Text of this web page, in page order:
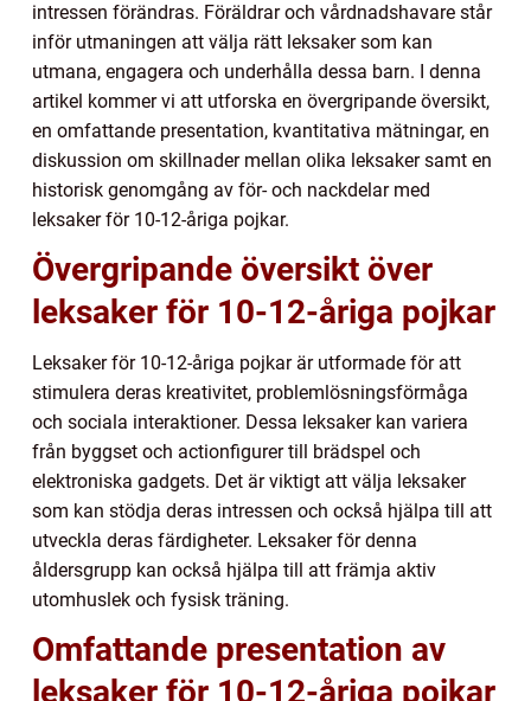
intressen förändras. Föräldrar och vårdnadshavare står
inför utmaningen att välja rätt leksaker som kan
utmana, engagera och underhålla dessa barn. I denna
artikel kommer vi att utforska en övergripande översikt,
en omfattande presentation, kvantitativa mätningar, en
diskussion om skillnader mellan olika leksaker samt en
historisk genomgång av för- och nackdelar med
leksaker för 10-12-åriga pojkar.
Övergripande översikt över
leksaker för 10-12-åriga pojkar
Leksaker för 10-12-åriga pojkar är utformade för att
stimulera deras kreativitet, problemlösningsförmåga
och sociala interaktioner. Dessa leksaker kan variera
från byggset och actionfigurer till brädspel och
elektroniska gadgets. Det är viktigt att välja leksaker
som kan stödja deras intressen och också hjälpa till att
utveckla deras färdigheter. Leksaker för denna
åldersgrupp kan också hjälpa till att främja aktiv
utomhuslek och fysisk träning.
Omfattande presentation av
leksaker för 10-12-åriga pojkar